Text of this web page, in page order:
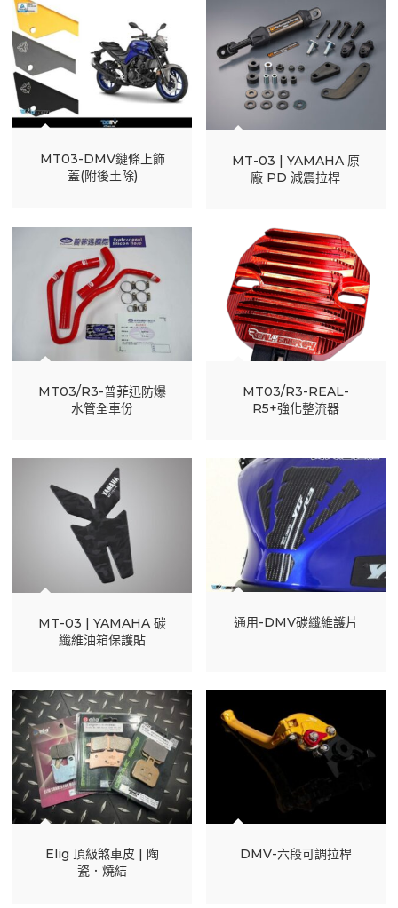
MT03-DMV鏈條上飾
蓋(附後土除)
MT-03 | YAMAHA 原
廠 PD 減震拉桿
MT03/R3-普菲迅防爆
水管全車份
MT03/R3-REAL-
R5+強化整流器
MT-03 | YAMAHA 碳
纖維油箱保護貼
通用-DMV碳纖維護片
Elig 頂級煞車皮 | 陶
瓷．燒結
DMV-六段可調拉桿